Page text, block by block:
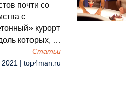
почти со
с
курорт
которых, …
Cтатьи
| top4man.ru